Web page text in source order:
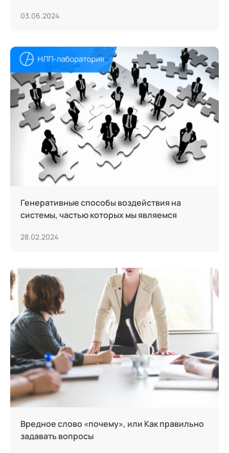
03.06.2024
Генеративные способы воздействия на
системы, частью которых мы являемся
28.02.2024
Вредное слово «почему», или Как правильно
задавать вопросы